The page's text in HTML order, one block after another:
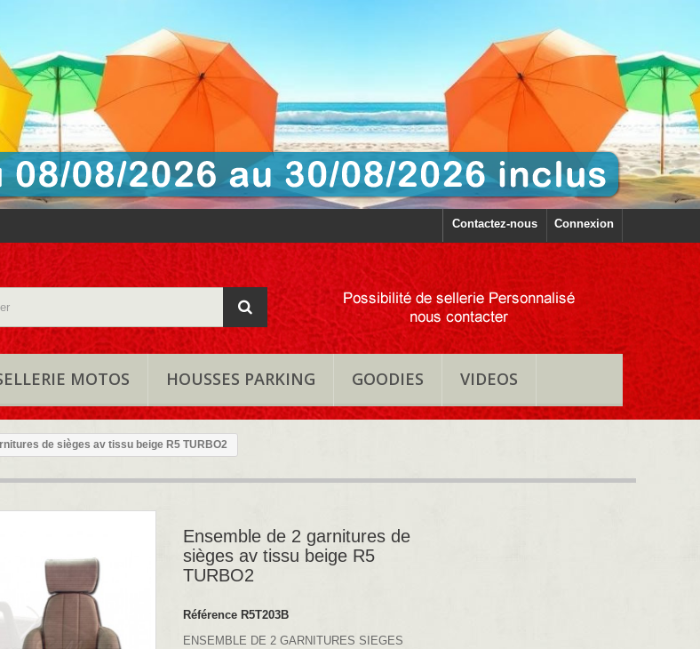
Connexion
Contactez-nous
MOTOS HOUSSES PARKING GOODIES VIDEOS
de sièges av tissu beige R5 TURBO2
Ensemble de 2 garnitures de
sièges av tissu beige R5
TURBO2
Référence R5T203B
ENSEMBLE DE 2 GARNITURES SIEGES